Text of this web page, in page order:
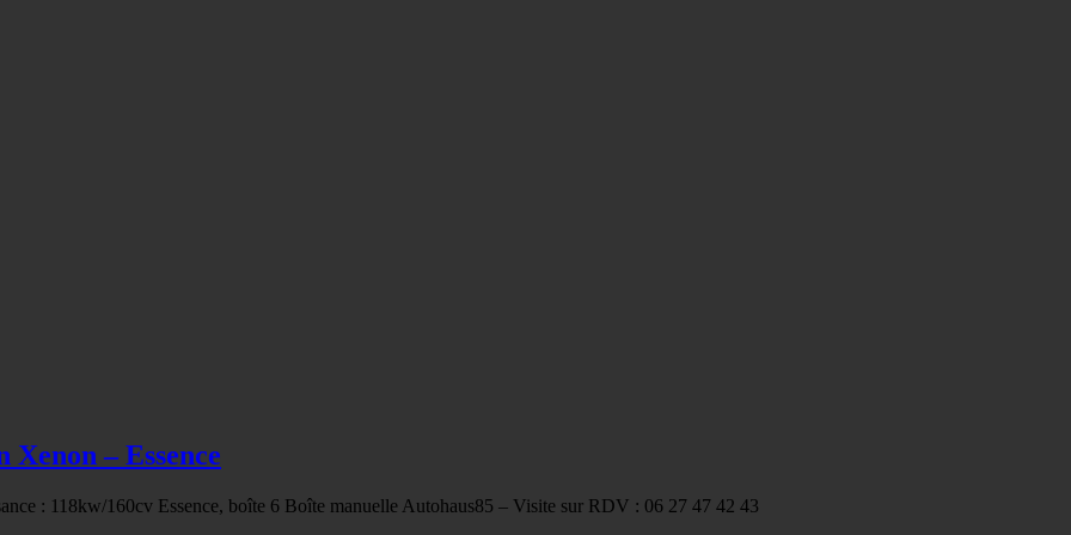
– Essence
: 118kw/160cv Essence, boîte 6 Boîte manuelle Autohaus85 – Visite sur RDV : 06 27 47 42 43